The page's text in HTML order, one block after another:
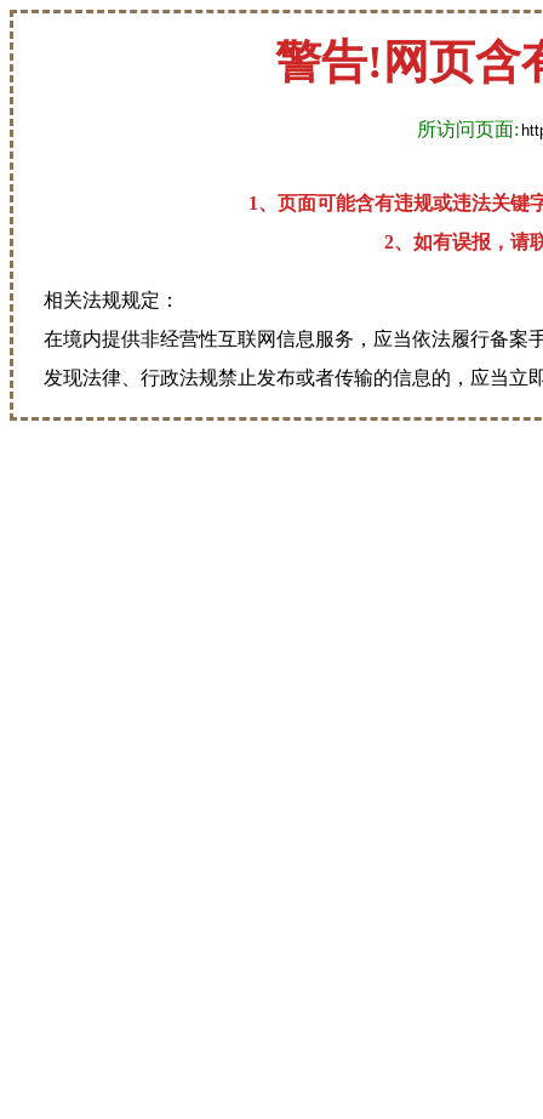
警告!网页含
所访问页面:
1、页面可能含有违规或违法关键
2、如有误报，请
相关法规规定：
在境内提供非经营性互联网信息服务，应当依法履行备案
发现法律、行政法规禁止发布或者传输的信息的，应当